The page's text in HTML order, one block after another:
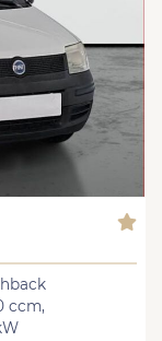
ccm,